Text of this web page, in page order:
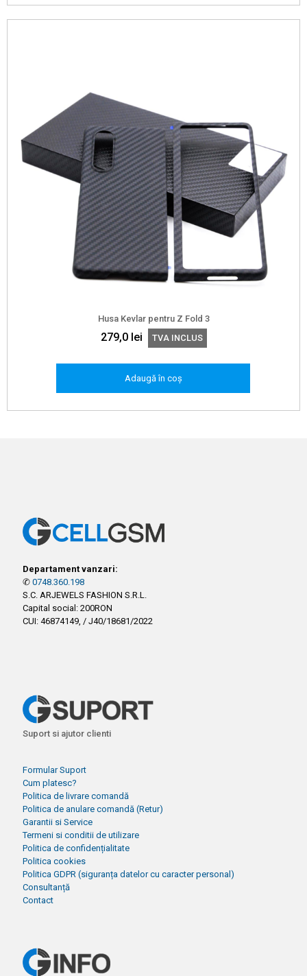
Husa Kevlar pentru Z Fold 3
279,0 lei TVA INCLUS
Adaugă în coș
Departament vanzari:
✆ 0748.360.198
S.C. ARJEWELS FASHION S.R.L.
Capital social: 200RON
CUI: 46874149, / J40/18681/2022
Suport si ajutor clienti
Formular Suport
Cum platesc?
Politica de livrare comandă
Politica de anulare comandă (Retur)
Garantii si Service
Termeni si conditii de utilizare
Politica de confidențialitate
Politica cookies
Politica GDPR (siguranța datelor cu caracter personal)
Consultanță
Contact